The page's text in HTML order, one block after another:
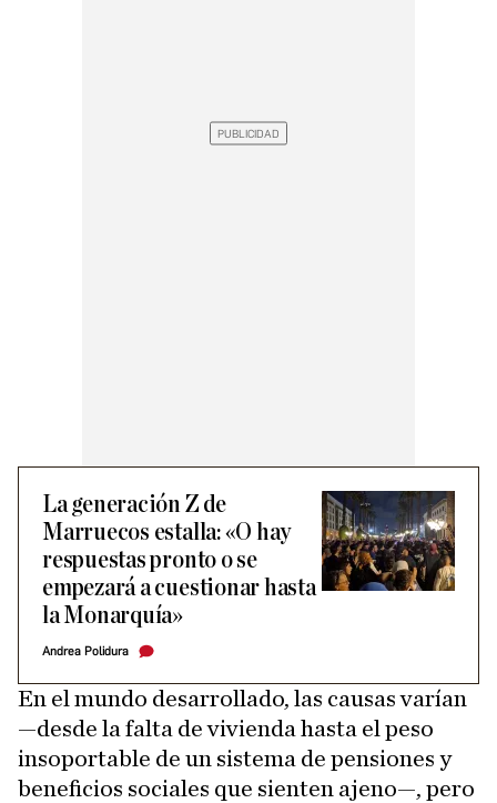
La generación Z de
Marruecos estalla: «O hay
respuestas pronto o se
empezará a cuestionar hasta
la Monarquía»
Andrea Polidura
En el mundo desarrollado, las causas varían
—desde la falta de vivienda hasta el peso
insoportable de un sistema de pensiones y
beneficios sociales que sienten ajeno—, pero